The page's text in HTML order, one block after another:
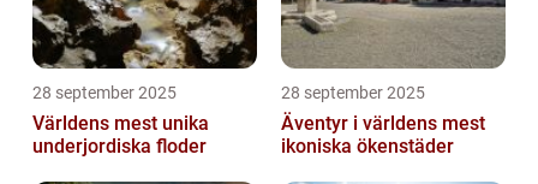
28 september 2025
Världens mest unika
underjordiska floder
28 september 2025
Äventyr i världens mest
ikoniska ökenstäder